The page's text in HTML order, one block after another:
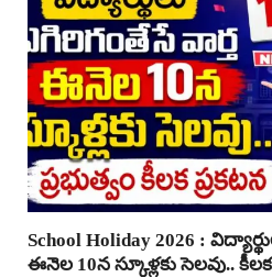
School Holiday 2026 :
ఈనెల 10న స్కూళ్లకు సెలవు..